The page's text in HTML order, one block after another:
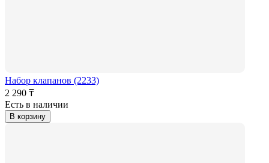
Набор клапанов (2233)
2 290 ₸
Есть в наличии
В корзину